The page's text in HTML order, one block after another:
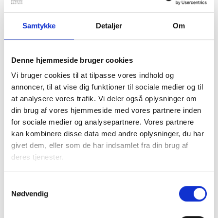
Samtykke Detaljer Om
Denne hjemmeside bruger cookies
Vi bruger cookies til at tilpasse vores indhold og
annoncer, til at vise dig funktioner til sociale medier og til
at analysere vores trafik. Vi deler også oplysninger om
din brug af vores hjemmeside med vores partnere inden
for sociale medier og analysepartnere. Vores partnere
kan kombinere disse data med andre oplysninger, du har
givet dem, eller som de har indsamlet fra din brug af
deres tjenester.
Nødvendig
Opdatér retningslinjerne en gang om året
Sørg for, at retningslinjerne er kendte og synlige
forsvarlige. Uklare og ukendte retningslinjer kan føre til
misundelse, mistænkeliggørelse, tvivl og konflikter.
Møder, arrangementer og rejser skal være sagligt
begrundede, og deltagerkredsen skal begrænses til det
nødvendige og relevante.
Dilemmaer og hensyn
Der er flere hensyn og udfordringer at være opmærksom
på, når man fastsætter retningslinjer for
Der kan, måske særligt i mindre boligorganisationer,